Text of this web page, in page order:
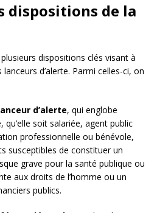
dispositions de la
dispositions clés visant à
d’alerte. Parmi celles-ci, on
d’alerte, qui englobe
soit salariée, agent public
professionnelle ou bénévole,
susceptibles de constituer un
grave pour la santé publique ou
aux droits de l’homme ou un
publics.